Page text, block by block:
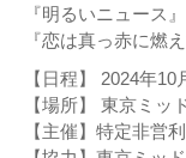
『明るいニュース
『恋は真っ赤に燃
【日程】 2024年10
【場所】 東京ミッ
【主催】特定非営